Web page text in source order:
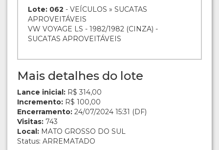
Lote: 062 - VEÍCULOS » SUCATAS
APROVEITÁVEIS
VW VOYAGE LS - 1982/1982 (CINZA) -
SUCATAS APROVEITÁVEIS
Mais detalhes do lote
Lance inicial: R$ 314,00
Incremento: R$ 100,00
Encerramento: 24/07/2024 15:31 (DF)
Visitas: 743
Local: MATO GROSSO DO SUL
Status: ARREMATADO